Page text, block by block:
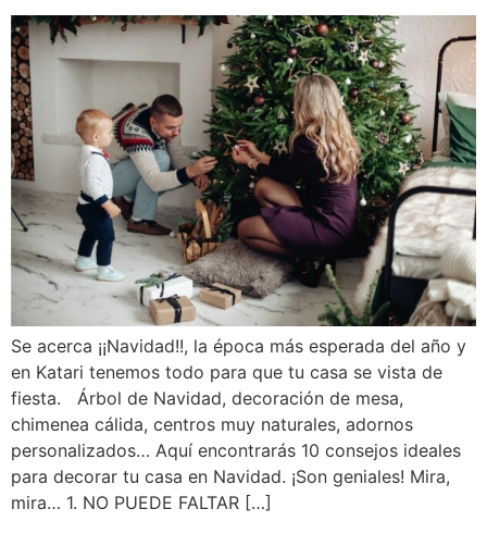
Se acerca ¡¡Navidad!!, la época más esperada del año y
en Katari tenemos todo para que tu casa se vista de
fiesta. Árbol de Navidad, decoración de mesa,
chimenea cálida, centros muy naturales, adornos
personalizados… Aquí encontrarás 10 consejos ideales
para decorar tu casa en Navidad. ¡Son geniales! Mira,
mira… 1. NO PUEDE FALTAR […]